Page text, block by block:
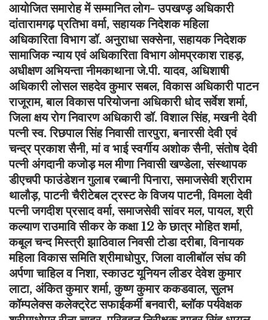
आयोजित समारोह में सम्मानित लोग- उपखण्ड़ अधिकारी
दांतारामगढ़ प्रतिभा वर्मा, सहायक निदेशक महिला
अधिकारिता विभाग डॉ. अनुराधा सक्सेना, सहायक निदेशक
सामाजिक न्याय एवं अधिकारिता विभाग ओमप्रकाश राहड़,
अधीक्षण अभियन्ता नीमकाथाना जे.पी. यादव, अधिशाषी
अधिकारी लोसल सहदेव कुमार सबल, विकास अधिकारी पाटन
राजूराम, बाल विकास परियोजना अधिकारी धोद सर्वेश शर्मा,
जिला क्षय रोग निवारण अधिकारी डॉ. विशाल सिंह, मखनी देवी
पत्नी स्व. रिछपाल सिंह निवासी तारपुरा, बनारसी देवी एवं
चन्द्र प्रकाश सैनी, मां व भाई स्वर्गीय अशोक सैनी, संतोष देवी
पत्नी अंगदानी कजोड़ मल मीणा निवासी खण्डेला, संस्थापक
डीएचपी फाउंडेशन गुलाब रब्बानी पिनारा, समाजसेवी श्रीराम
थालौड़, पाटनी चैरीटेबल ट्रस्ट के विजय पाटनी, विमला देवी
पत्नी जगदीश प्रसाद वर्मा, समाजसेवी सांवर मल, पायल, श्री
कल्याण राउमावि सीकर के कक्षा 12 के छात्र मोहित शर्मा,
कबूल चन्द मिस्त्री झाठिवाल निवसी टोडा दरीबा, विनायक
महिला विकास समिति श्रीमाधोपुर, जिला वालीबॉल संघ की
अर्पणा चाहिल व निशा, स्काउट यूनियन लीडर देवेश कुमार
लाटा, अंकित कुमार शर्मा, कुष्ण कुमार ककडवाल, सुलभ
कॉम्पलेक्स कलेक्ट्रेट सफाईकर्मी बनवारी, ब्लॉक पर्यवेक्षक